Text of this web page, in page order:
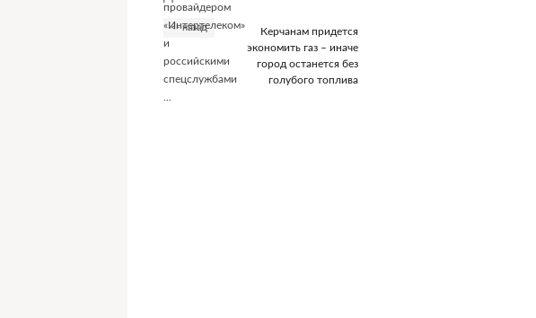
<- назад
Керчанам придется
экономить газ – иначе
город останется без
голубого топлива